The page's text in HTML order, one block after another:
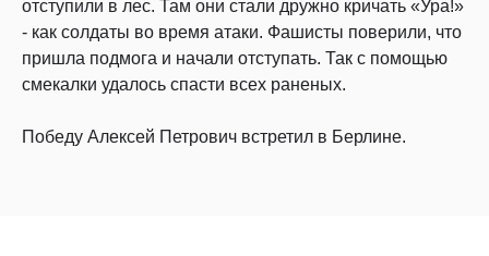
отступили в лес. Там они стали дружно кричать «Ура!»
- как солдаты во время атаки. Фашисты поверили, что
пришла подмога и начали отступать. Так с помощью
смекалки удалось спасти всех раненых.
Победу Алексей Петрович встретил в Берлине.